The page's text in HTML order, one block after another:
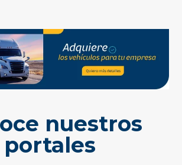
nuestros
portales